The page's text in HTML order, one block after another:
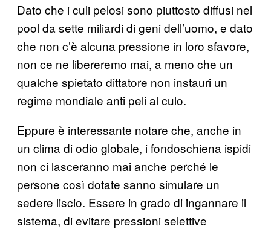
Dato che i culi pelosi sono piuttosto diffusi nel
pool da sette miliardi di geni dell’uomo, e dato
che non c’è alcuna pressione in loro sfavore,
non ce ne libereremo mai, a meno che un
qualche spietato dittatore non instauri un
regime mondiale anti peli al culo.
Eppure è interessante notare che, anche in
un clima di odio globale, i fondoschiena ispidi
non ci lasceranno mai anche perché le
persone così dotate sanno simulare un
sedere liscio. Essere in grado di ingannare il
sistema, di evitare pressioni selettive